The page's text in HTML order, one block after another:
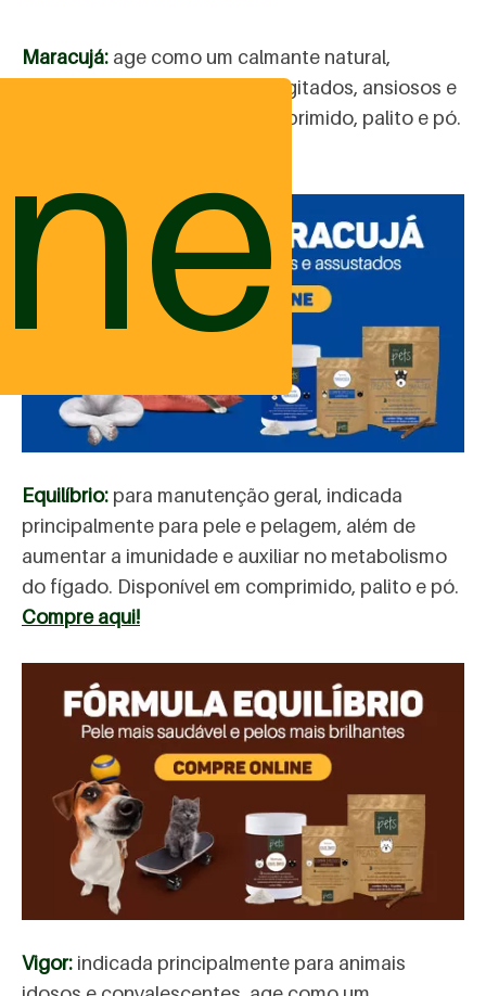
Maracujá: age como um calmante natural,
indicado para animais muito agitados, ansiosos e
medrosos. Disponível em comprimido, palito e pó.
Equilíbrio: para manutenção geral, indicada
principalmente para pele e pelagem, além de
aumentar a imunidade e auxiliar no metabolismo
do fígado. Disponível em comprimido, palito e pó.
Compre aqui!
Vigor: indicada principalmente para animais